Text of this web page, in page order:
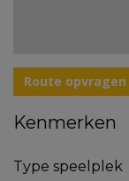
Route opvragen
Kenmerken
Type speelplek